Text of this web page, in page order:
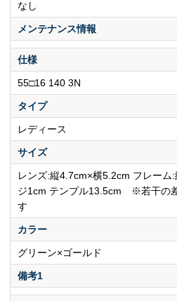
なし
メンテナンス情報
仕様
55□16 140 3N
タイプ
レディース
サイズ
レンズ:縦4.7cm×横5.2cm フレー
ジ1cm テンプル13.5cm ※若干の
す
カラー
グリーン×ゴールド
備考1